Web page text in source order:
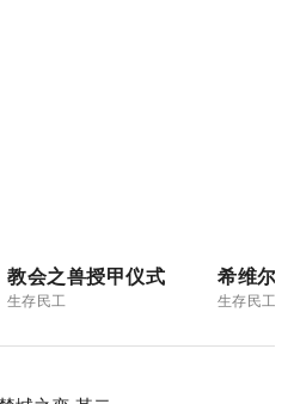
教会之兽授甲仪式
生存民工 生存民工